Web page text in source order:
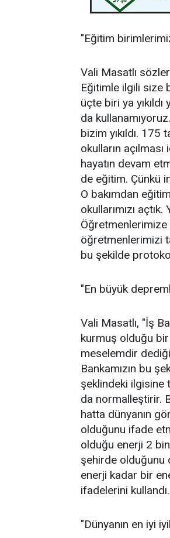
"Eğitim
Vali Masatlı
Eğitimle ilgili size
üçte biri ya
da
bizim yıkıldı.
okulların
hayatın devam
de eğitim. Çünkü
O bakımdan
okullarımızı
öğretmenlerimizi
bu şekilde
"En büyük
Vali Masatlı, "İş
kurmuş olduğu
meselemdir
Bankamızın bu
şeklindeki ilgisine
da normalleştirir.
hatta dünyanın
olduğunu ifade
olduğu enerji 2 bin
şehirde olduğunu
enerji kadar bir
ifadelerini kullandı.
"Dünyanın en iyi